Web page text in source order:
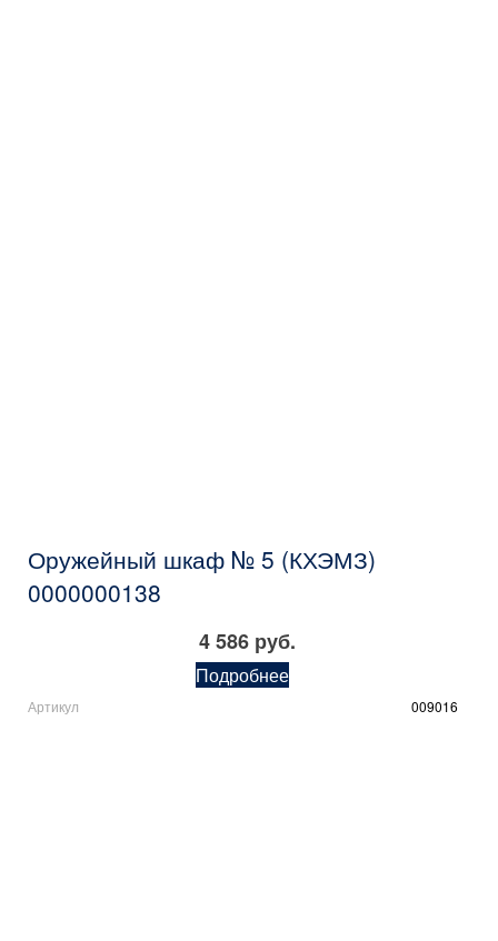
Оружейный шкаф № 5 (КХЭМЗ)
0000000138
4 586 руб.
Подробнее
Артикул 009016